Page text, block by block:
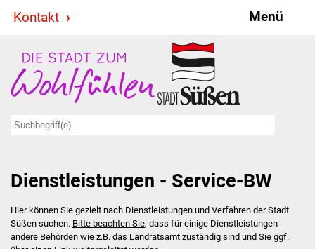
Kontakt Menü
Stadt & Politik
Bürgermeister
Ausschüsse
Ratsinformationssystem
Jugendbeirat
Dienstleistungen - Service-BW
Hier können Sie gezielt nach Dienstleistungen und Verfahren der Stadt
Süßen suchen. Bitte beachten Sie, dass für einige Dienstleistungen
andere Behörden wie z.B. das Landratsamt zuständig sind und Sie ggf.